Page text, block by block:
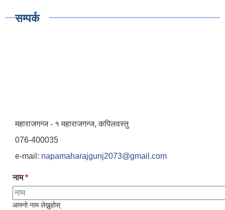
सम्पर्क
महाराजगन्ज - १ महाराजगन्ज, कपिलवस्तु
076-400035
e-mail: napamaharajgunj2073@gmail.com
नाम*
आफ्नो नाम लेख्नुहोस्